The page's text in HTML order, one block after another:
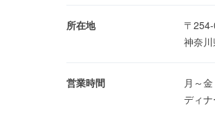
所在地
〒
神奈
営業時間
月～
ディ